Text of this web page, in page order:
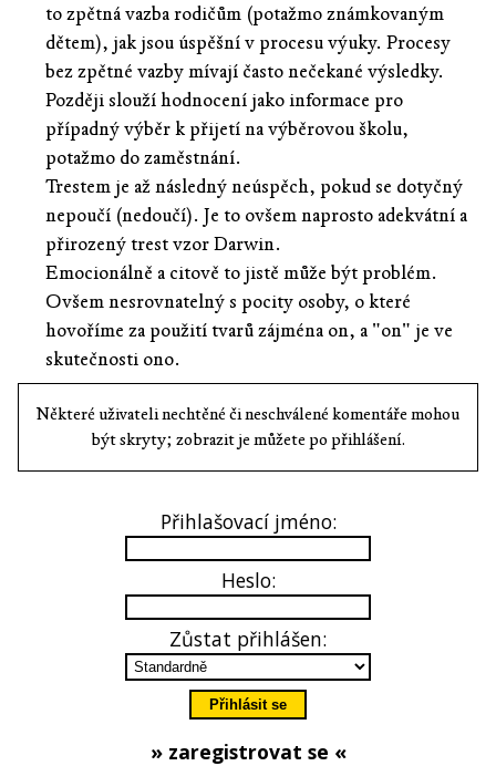
to zpětná vazba rodičům (potažmo známkovaným
dětem), jak jsou úspěšní v procesu výuky. Procesy
bez zpětné vazby mívají často nečekané výsledky.
Později slouží hodnocení jako informace pro
případný výběr k přijetí na výběrovou školu,
potažmo do zaměstnání.
Trestem je až následný neúspěch, pokud se dotyčný
nepoučí (nedoučí). Je to ovšem naprosto adekvátní a
přirozený trest vzor Darwin.
Emocionálně a citově to jistě může být problém.
Ovšem nesrovnatelný s pocity osoby, o které
hovoříme za použití tvarů zájména on, a "on" je ve
skutečnosti ono.
Některé uživateli nechtěné či neschválené komentáře mohou
být skryty; zobrazit je můžete po přihlášení.
Přihlašovací jméno:
Heslo:
Zůstat přihlášen:
» zaregistrovat se «